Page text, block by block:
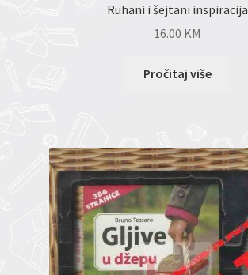
Ruhani i šejtani inspiracija
16.00 KM
Pročitaj više